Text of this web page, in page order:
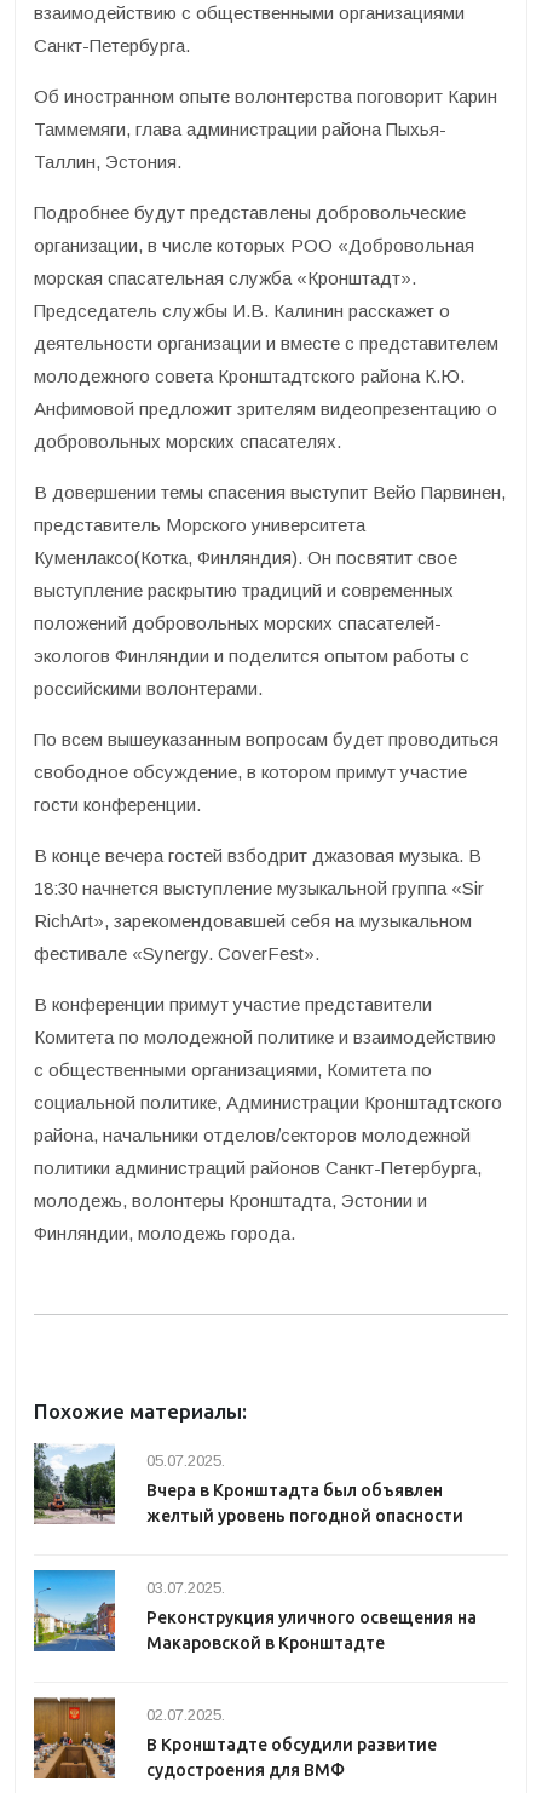
взаимодействию с общественными организациями
Санкт-Петербурга.
Об иностранном опыте волонтерства поговорит Карин
Таммемяги, глава администрации района Пыхья-
Таллин, Эстония.
Подробнее будут представлены добровольческие
организации, в числе которых РОО «Добровольная
морская спасательная служба «Кронштадт».
Председатель службы И.В. Калинин расскажет о
деятельности организации и вместе с представителем
молодежного совета Кронштадтского района К.Ю.
Анфимовой предложит зрителям видеопрезентацию о
добровольных морских спасателях.
В довершении темы спасения выступит Вейо Парвинен,
представитель Морского университета
Куменлаксо(Котка, Финляндия). Он посвятит свое
выступление раскрытию традиций и современных
положений добровольных морских спасателей-
экологов Финляндии и поделится опытом работы с
российскими волонтерами.
По всем вышеуказанным вопросам будет проводиться
свободное обсуждение, в котором примут участие
гости конференции.
В конце вечера гостей взбодрит джазовая музыка. В
18:30 начнется выступление музыкальной группа «Sir
RichArt», зарекомендовавшей себя на музыкальном
фестивале «Synergy. CoverFest».
В конференции примут участие представители
Комитета по молодежной политике и взаимодействию
с общественными организациями, Комитета по
социальной политике, Администрации Кронштадтского
района, начальники отделов/секторов молодежной
политики администраций районов Санкт-Петербурга,
молодежь, волонтеры Кронштадта, Эстонии и
Финляндии, молодежь города.
Похожие материалы:
05.07.2025.
Вчера в Кронштадта был объявлен
желтый уровень погодной опасности
03.07.2025.
Реконструкция уличного освещения на
Макаровской в Кронштадте
02.07.2025.
В Кронштадте обсудили развитие
судостроения для ВМФ